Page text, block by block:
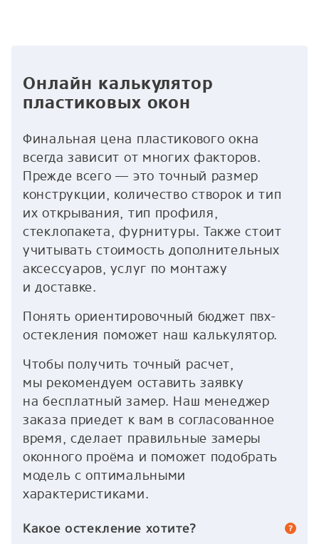
Онлайн калькулятор
пластиковых окон
Финальная цена пластикового окна
всегда зависит от многих факторов.
Прежде всего — это точный размер
конструкции, количество створок и тип
их открывания, тип профиля,
стеклопакета, фурнитуры. Также стоит
учитывать стоимость дополнительных
аксессуаров, услуг по монтажу
и доставке.
Понять ориентировочный бюджет пвх-
остекления поможет наш калькулятор.
Чтобы получить точный расчет,
мы рекомендуем оставить заявку
на бесплатный замер. Наш менеджер
заказа приедет к вам в согласованное
время, сделает правильные замеры
оконного проёма и поможет подобрать
модель с оптимальными
характеристиками.
Какое остекление хотите?